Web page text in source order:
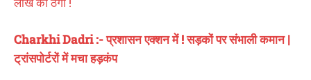
Charkhi Dadri :- प्रशासन एक्शन में ! सड़कों पर संभाली कमान |
ट्रांसपोर्टरों में मचा हड़कंप